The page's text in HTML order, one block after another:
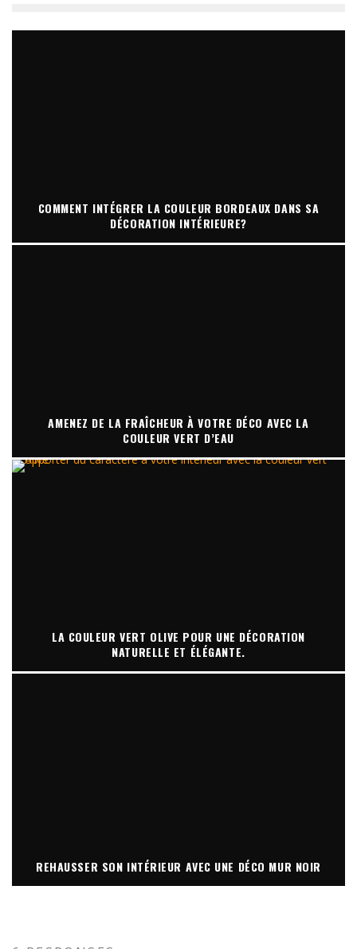
COMMENT INTÉGRER LA COULEUR BORDEAUX DANS SA
DÉCORATION INTÉRIEURE?
AMENEZ DE LA FRAÎCHEUR À VOTRE DÉCO AVEC LA
COULEUR VERT D’EAU
LA COULEUR VERT OLIVE POUR UNE DÉCORATION
NATURELLE ET ÉLÉGANTE.
REHAUSSER SON INTÉRIEUR AVEC UNE DÉCO MUR NOIR